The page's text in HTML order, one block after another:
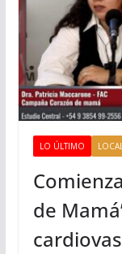
LO ÚLTIMO
de